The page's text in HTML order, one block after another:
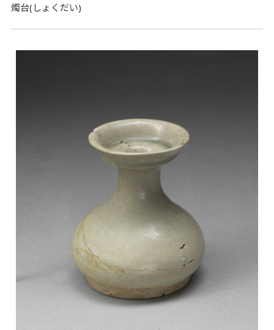
燭台(しょくだい)